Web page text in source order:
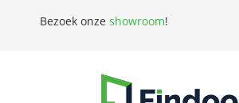
Bezoek onze showroom!